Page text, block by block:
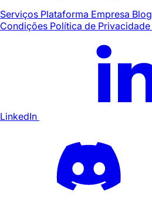
Serviços Plataforma Empresa Blog
Condições Política de Privacidade
LinkedIn